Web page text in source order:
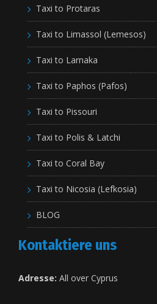
Taxi to Protaras
Taxi to Limassol (Lemesos)
Taxi to Larnaka
Taxi to Paphos (Pafos)
Taxi to Pissouri
Taxi to Polis & Latchi
Taxi to Coral Bay
Taxi to Nicosia (Lefkosia)
BLOG
Kontaktiere uns
Adresse: All over Cyprus